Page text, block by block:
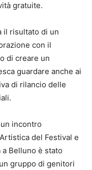
gratuite.
il risultato di un
con il
di creare un
guardare anche ai
di rilancio delle
incontro
del Festival e
Belluno è stato
gruppo di genitori